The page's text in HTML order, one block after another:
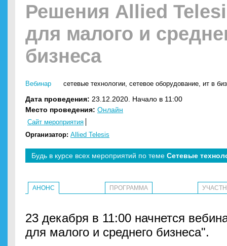
Решения Allied
для малого и
бизнеса
Вебинар сетевые технологии, сетевое оборудование, ит в
Дата проведения: 23.12.2020. Начало в 11:00
Место проведения: Онлайн
Сайт мероприятия
Организатор: Allied Telesis
Будь в курсе всех мероприятий по теме Сетевые
АНОНС ПРОГРАММА
23 декабря в 11:00 начнется
для малого и среднего бизнеса".